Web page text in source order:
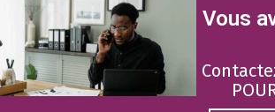
Vous